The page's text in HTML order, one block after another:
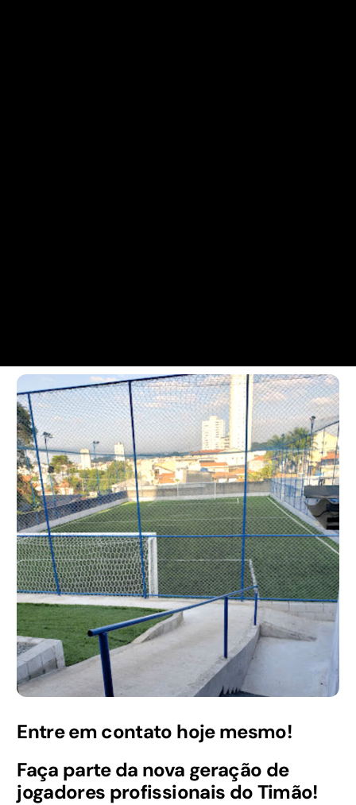
Entre em contato hoje mesmo!
Faça parte da nova geração de
jogadores profissionais do Timão!